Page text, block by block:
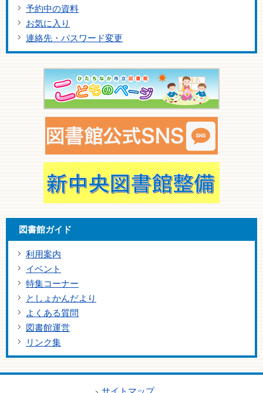
予約中の資料
お気に入り
連絡先・パスワード変更
図書館ガイド
利用案内
イベント
特集コーナー
としょかんだより
よくある質問
図書館運営
リンク集